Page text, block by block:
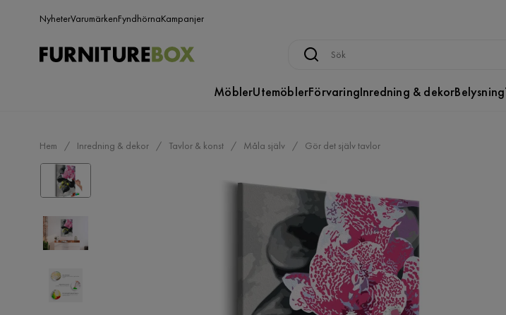
NyheterVarumärkenFyndhörnaKampanjer
MöblerUtemöblerFörvaringInredning & dekorBelysning
Hem Inredning & dekor Tavlor & konst Måla själv Gör det själv tavlor